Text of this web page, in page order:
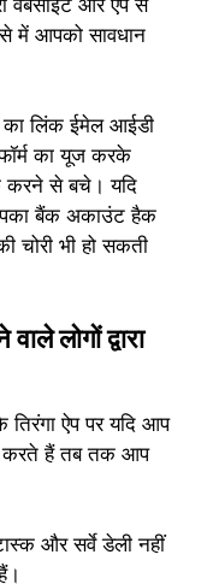
में आपको सावधान
का लिंक ईमेल आईडी
का यूज करके
करने से बचे। यदि
बैंक अकाउंट हैक
चोरी भी हो सकती
लोगों द्वारा
ऐप पर यदि आप
करते हैं तब तक आप
और सर्वे डेली नहीं